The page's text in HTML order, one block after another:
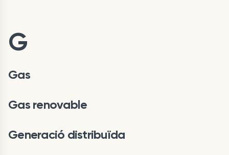
G
Gas
Gas renovable
Generació distribuïda